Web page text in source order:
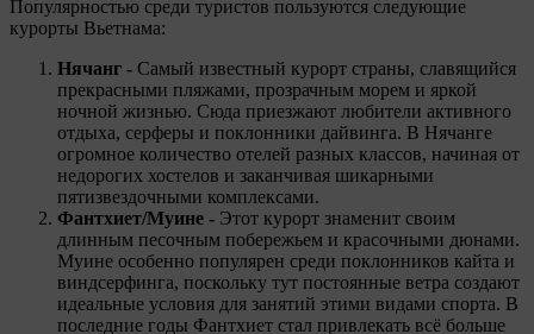
Популярностью среди туристов пользуются следующие
курорты Вьетнама:
Нячанг - Самый известный курорт страны, славящийся
прекрасными пляжами, прозрачным морем и яркой
ночной жизнью. Сюда приезжают любители активного
отдыха, серферы и поклонники дайвинга. В Нячанге
огромное количество отелей разных классов, начиная от
недорогих хостелов и заканчивая шикарными
пятизвездочными комплексами.
Фантхиет/Муине - Этот курорт знаменит своим
длинным песочным побережьем и красочными дюнами.
Муине особенно популярен среди поклонников кайта и
виндсерфинга, поскольку тут постоянные ветра создают
идеальные условия для занятий этими видами спорта. В
последние годы Фантхиет стал привлекать всё больше